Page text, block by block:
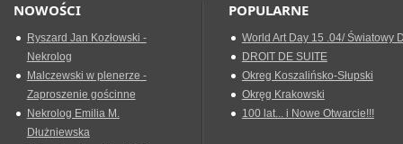
NOWOŚCI
Ryszard Jan Kozłowski -
Nekrolog
Malczewski w plenerze -
Zaproszenie gościnne
Nekrolog Emilia M.
Dłużniewska
POPULARNE
World Art Day 15 .04/ Światowy
DROIT DE SUITE
Okreg Koszalińsko-Słupski
Okręg Krakowski
100 lat... i Nowe Otwarcie!!!